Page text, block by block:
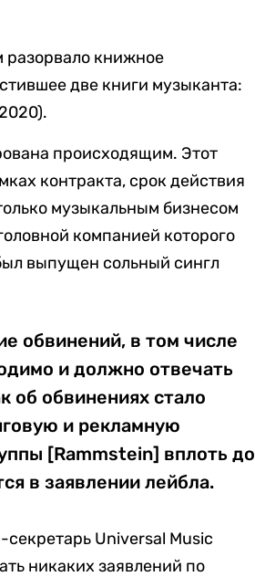
разорвало книжное
две книги музыканта:
происходящим. Этот
контракта, срок действия
музыкальным бизнесом
компанией которого
выпущен сольный сингл
обвинений, в том числе
и должно отвечать
об обвинениях стало
и рекламную
[Rammstein] вплоть до
в заявлении лейбла.
Universal Music
никаких заявлений по